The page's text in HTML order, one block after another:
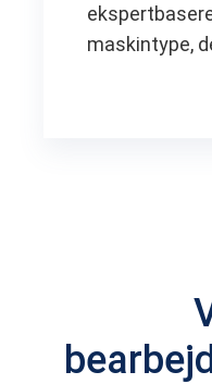
maskintype,